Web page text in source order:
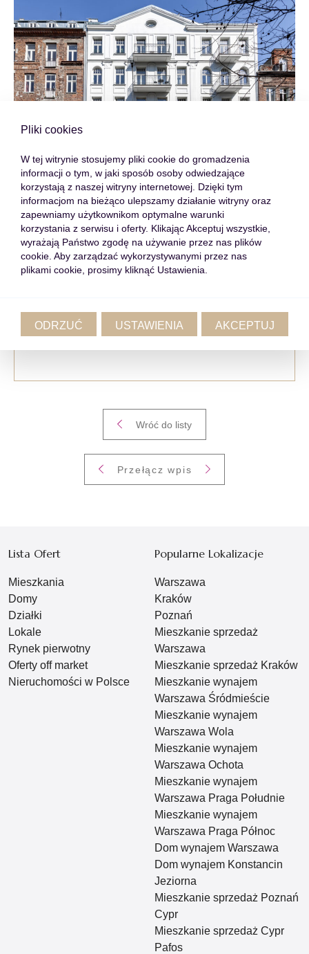
Wróć do listy
Przełącz wpis
Lista Ofert
Mieszkania
Domy
Działki
Lokale
Rynek pierwotny
Oferty off market
Nieruchomości w Polsce
Popularne Lokalizacje
Warszawa
Kraków
Poznań
Mieszkanie sprzedaż
Warszawa
Mieszkanie sprzedaż Kraków
Mieszkanie wynajem
Warszawa Śródmieście
Mieszkanie wynajem
Warszawa Wola
Mieszkanie wynajem
Warszawa Ochota
Mieszkanie wynajem
Warszawa Praga Południe
Mieszkanie wynajem
Warszawa Praga Północ
Dom wynajem Warszawa
Dom wynajem Konstancin
Jeziorna
Mieszkanie sprzedaż Poznań
Cypr
Mieszkanie sprzedaż Cypr
Pafos
Pliki cookies
W tej witrynie stosujemy pliki cookie do gromadzenia
informacji o tym, w jaki sposób osoby odwiedzające
korzystają z naszej witryny internetowej. Dzięki tym
informacjom na bieżąco ulepszamy działanie witryny oraz
zapewniamy użytkownikom optymalne warunki
korzystania z serwisu i oferty. Klikając Akceptuj wszystkie,
wyrażają Państwo zgodę na używanie przez nas plików
cookie. Aby zarządzać wykorzystywanymi przez nas
plikami cookie, prosimy kliknąć Ustawienia.
ODRZUĆ USTAWIENIA AKCEPTUJ